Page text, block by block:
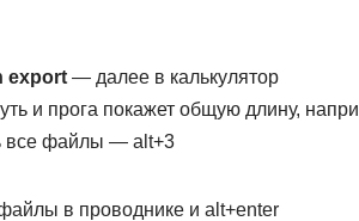
export— далее в калькулятор
и прога покажет общую длину,
все файлы — alt+3
в проводнике и alt+enter